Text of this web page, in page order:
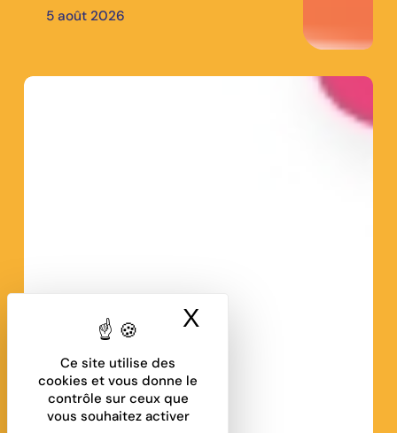
Ce site utilise des
cookies et vous donne le
contrôle sur ceux que
vous souhaitez activer
X
5 août 2026